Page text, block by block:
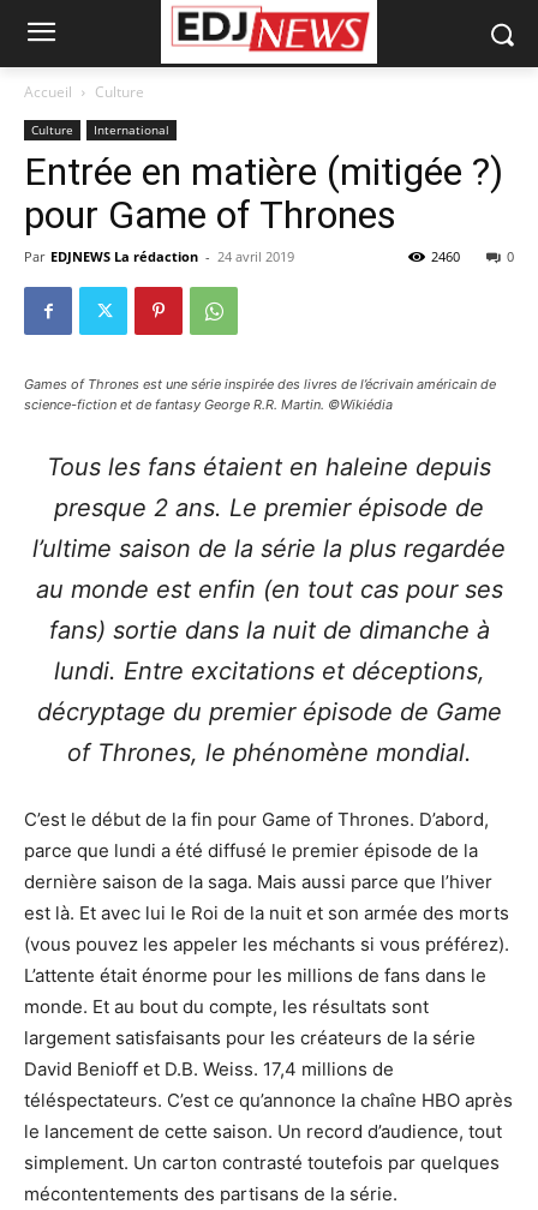
Accueil Culture
Culture International
Entrée en matière (mitigée ?)
pour Game of Thrones
Par EDJNEWS La rédaction - 24 avril 2019 0
2460
Games of Thrones est une série inspirée des livres de l’écrivain américain de
science-fiction et de fantasy George R.R. Martin. ©Wikiédia
Tous les fans étaient en haleine depuis
presque 2 ans. Le premier épisode de
l’ultime saison de la série la plus regardée
au monde est enfin (en tout cas pour ses
fans) sortie dans la nuit de dimanche à
lundi. Entre excitations et déceptions,
décryptage du premier épisode de Game
of Thrones, le phénomène mondial.
C’est le début de la fin pour Game of Thrones. D’abord,
parce que lundi a été diffusé le premier épisode de la
dernière saison de la saga. Mais aussi parce que l’hiver
est là. Et avec lui le Roi de la nuit et son armée des morts
(vous pouvez les appeler les méchants si vous préférez).
L’attente était énorme pour les millions de fans dans le
monde. Et au bout du compte, les résultats sont
largement satisfaisants pour les créateurs de la série
David Benioff et D.B. Weiss. 17,4 millions de
téléspectateurs. C’est ce qu’annonce la chaîne HBO après
le lancement de cette saison. Un record d’audience, tout
simplement. Un carton contrasté toutefois par quelques
mécontentements des partisans de la série.